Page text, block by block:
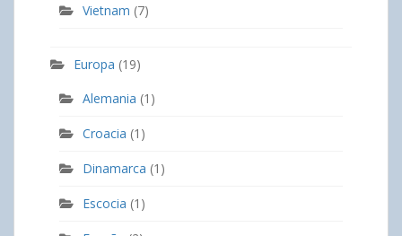
Vietnam (7)
Europa (19)
Alemania (1)
Croacia (1)
Dinamarca (1)
Escocia (1)